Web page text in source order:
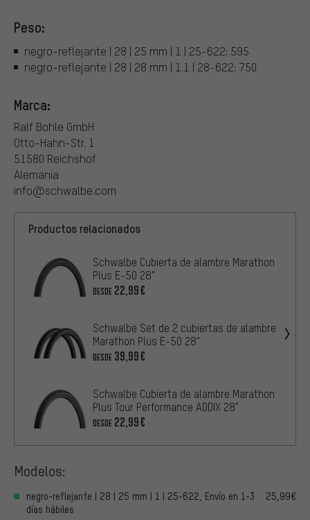
Peso:
negro-reflejante | 28 | 25 mm | 1 | 25-622: 595
negro-reflejante | 28 | 28 mm | 1.1 | 28-622: 750
Marca:
Ralf Bohle GmbH
Otto-Hahn-Str. 1
51580 Reichshof
Alemania
info@schwalbe.com
Productos relacionados
Schwalbe Cubierta de alambre Marathon
Plus E-50 28"
DESDE 22,99€
Schwalbe Set de 2 cubiertas de alambre
Marathon Plus E-50 28"
DESDE 39,99€
Schwalbe Cubierta de alambre Marathon
Plus Tour Performance ADDIX 28"
DESDE 22,99€
Modelos:
negro-reflejante | 28 | 25 mm | 1 | 25-622, Envío en 1-3
días hábiles
25,99€